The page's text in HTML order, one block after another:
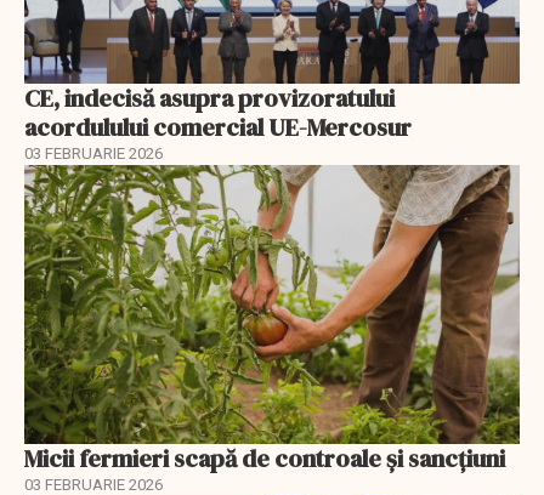
CE, indecisă asupra provizoratului
acordulului comercial UE-Mercosur
03 FEBRUARIE 2026
Micii fermieri scapă de controale și sancțiuni
03 FEBRUARIE 2026